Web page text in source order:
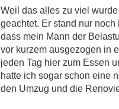
Weil das alles zu viel
geachtet. Er stand nur
dass mein Mann der
vor kurzem ausgezogen in
jeden Tag hier zum Essen
hatte ich sogar schon eine
den Umzug und die